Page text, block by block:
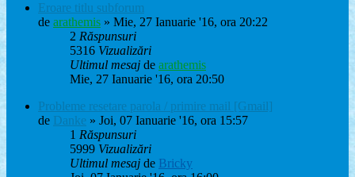
Eroare titlu subforum
de arathemis » Mie, 27 Ianuarie '16, ora 20:22
2 Răspunsuri
5316 Vizualizări
Ultimul mesaj de arathemis
Mie, 27 Ianuarie '16, ora 20:50
Probleme resetare parola / primire mail [Gmail]
de Danke » Joi, 07 Ianuarie '16, ora 15:57
1 Răspunsuri
5999 Vizualizări
Ultimul mesaj de Bricky